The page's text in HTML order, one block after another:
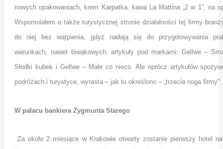
nowych opakowaniach, krem Karpatka, kawa La Mattina „2 w 1”, na
Wspomniałem o także turystycznej stronie działalności tej firmy
do niej bez wątpienia, gdyż nadają się do przygotowywania
warunkach, nawet biwakowych, artykuły pod markami: Gellwe –
Słodki kubek i Gellwe – Małe co nieco. Ale oprócz artykułów
podróżach i turystyce, wyrasta – jak to określono – „trzecia noga
W pałacu bankiera Zygmunta Starego
Za około 2 miesiące w Krakowie otwarty zostanie pierwszy hotel